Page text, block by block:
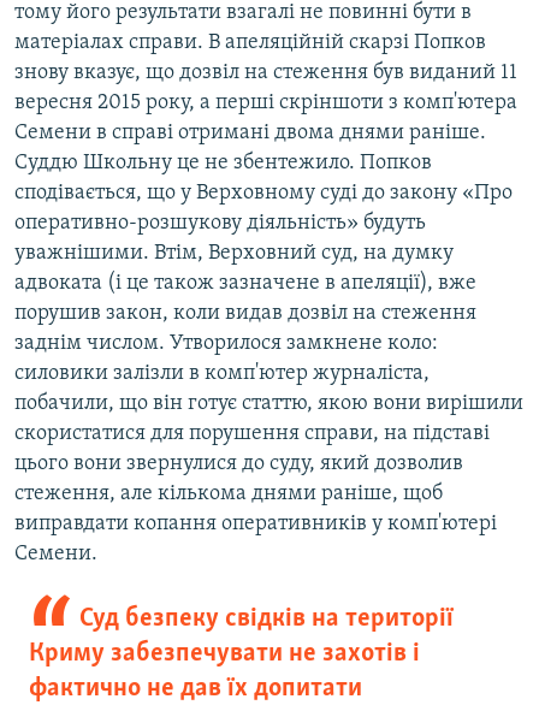
тому його результати взагалі не повинні бути в
матеріалах справи. В апеляційній скарзі Попков
знову вказує, що дозвіл на стеження був виданий 11
вересня 2015 року, а перші скріншоти з комп'ютера
Семени в справі отримані двома днями раніше.
Суддю Школьну це не збентежило. Попков
сподівається, що у Верховному суді до закону «Про
оперативно-розшукову діяльність» будуть
уважнішими. Втім, Верховний суд, на думку
адвоката (і це також зазначене в апеляції), вже
порушив закон, коли видав дозвіл на стеження
заднім числом. Утворилося замкнене коло:
силовики залізли в комп'ютер журналіста,
побачили, що він готує статтю, якою вони вирішили
скористатися для порушення справи, на підставі
цього вони звернулися до суду, який дозволив
стеження, але кількома днями раніше, щоб
виправдати копання оперативників у комп'ютері
Семени.
Суд безпеку свідків на території
Криму забезпечувати не захотів і
фактично не дав їх допитати